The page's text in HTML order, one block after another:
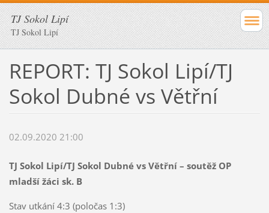
TJ Sokol Lipí
TJ Sokol Lipí
REPORT: TJ Sokol Lipí/TJ
Sokol Dubné vs Větřní
02.09.2020 21:00
TJ Sokol Lipí/TJ Sokol Dubné vs Větřní – soutěž OP
mladší žáci sk. B
Stav utkání 4:3 (poločas 1:3)